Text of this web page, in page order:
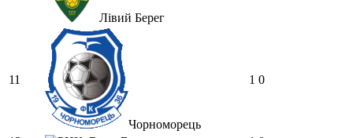
перспективи, хз хз
На завтра планують
трансляцію товарняка з Минаєм
https://www.youtube.com/live/Qb1ebGeOfZ8?
si=GU46Q4zlJQd2L-W8
Hatsyk:А ще на сайті триває
опитування)
SVAT :Hatsyk А як зробити
Лівий Берег
11
Чорноморець
1 0